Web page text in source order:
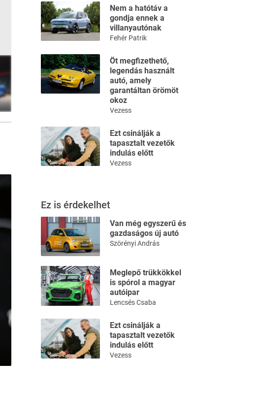
Nem a hatótáv a
gondja ennek a
villanyautónak
Fehér Patrik
Öt megfizethető,
legendás használt
autó, amely
garantáltan örömöt
okoz
Vezess
Ezt csinálják a
tapasztalt vezetők
indulás előtt
Vezess
Ez is érdekelhet
Van még egyszerű és
gazdaságos új autó
Szörényi András
Meglepő trükkökkel
is spórol a magyar
autóipar
Lencsés Csaba
Ezt csinálják a
tapasztalt vezetők
indulás előtt
Vezess